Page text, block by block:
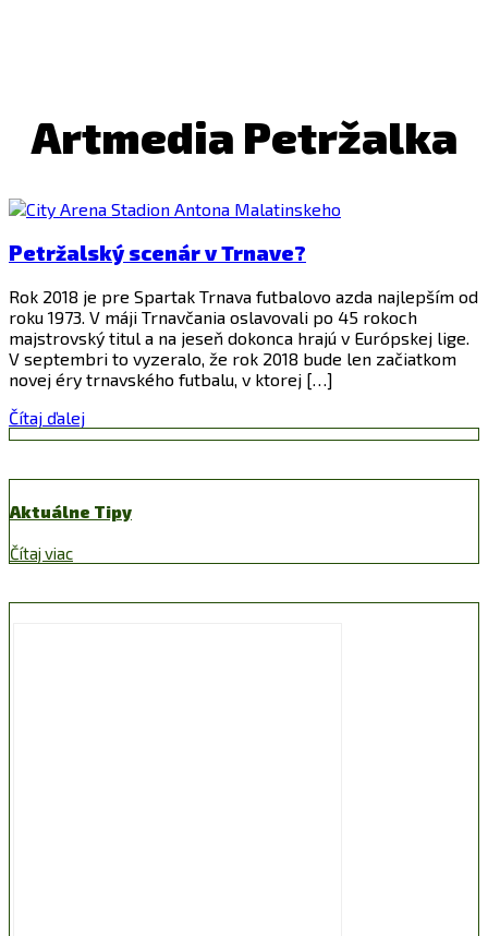
Artmedia Petržalka
Petržalský scenár v Trnave?
Rok 2018 je pre Spartak Trnava futbalovo azda najlepším od
roku 1973. V máji Trnavčania oslavovali po 45 rokoch
majstrovský titul a na jeseň dokonca hrajú v Európskej lige.
V septembri to vyzeralo, že rok 2018 bude len začiatkom
novej éry trnavského futbalu, v ktorej […]
Čítaj ďalej
Aktuálne Tipy
Čítaj viac